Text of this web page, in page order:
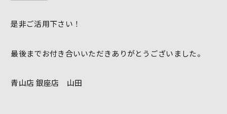
是非ご活用下さい！
最後までお付き合いいただきありがとうございました。
青山店 銀座店 山田